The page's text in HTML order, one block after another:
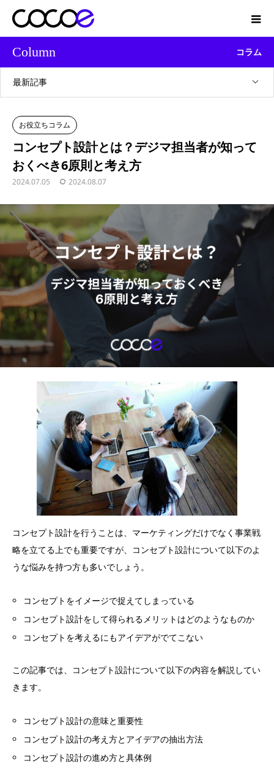
Column コラム
最新記事
お役立ちコラム
コンセプト設計とは？デジマ担当者が知って
おくべき6原則と考え方
2024.07.05 2024.08.07
コンセプト設計を行うことは、マーケティングだけでなく事業戦
略を立てる上でも重要ですが、コンセプト設計について以下のよ
うな悩みを持つ方も多いでしょう。
コンセプトをイメージで捉えてしまっている
コンセプト設計をして得られるメリットはどのようなものか
コンセプトを考えるにもアイデアがでてこない
この記事では、コンセプト設計について以下の内容を解説してい
きます。
コンセプト設計の意味と重要性
コンセプト設計の考え方とアイデアの抽出方法
コンセプト設計の進め方と具体例